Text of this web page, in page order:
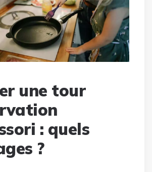
une tour
: quels
?